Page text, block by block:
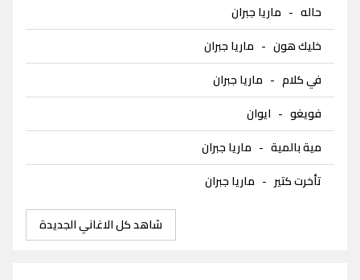
حاله - ماريا جبران
خليك هون - ماريا جبران
في كلام - ماريا جبران
فويغو - ايوان
مية بالمية - ماريا جبران
تأخرت كتير - ماريا جبران
شاهد كل الاغاني الجديدة